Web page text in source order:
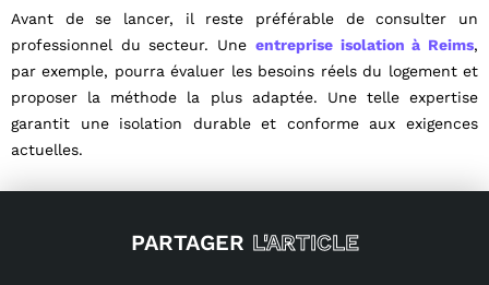
Avant de se lancer, il reste préférable de consulter un
professionnel du secteur. Une entreprise isolation à Reims,
par exemple, pourra évaluer les besoins réels du logement et
proposer la méthode la plus adaptée. Une telle expertise
garantit une isolation durable et conforme aux exigences
actuelles.
PARTAGER L'ARTICLE